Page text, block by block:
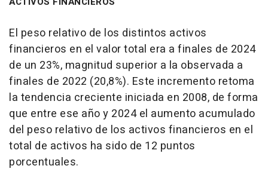
El peso relativo de los distintos activos
financieros en el valor total era a finales de 2024
de un 23%, magnitud superior a la observada a
finales de 2022 (20,8%). Este incremento retoma
la tendencia creciente iniciada en 2008, de forma
que entre ese año y 2024 el aumento acumulado
del peso relativo de los activos financieros en el
total de activos ha sido de 12 puntos
porcentuales.